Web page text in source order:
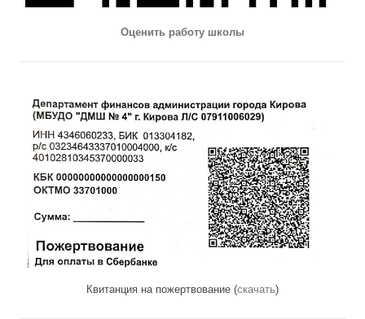
Оценить работу школы
Квитанция на пожертвование (скачать)